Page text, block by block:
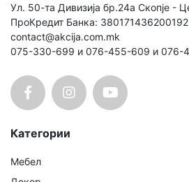
Ул. 50-та Дивизија бр.24а Скопје -
ПроКредит Банка: 380171436200192
contact@akcija.com.mk
075-330-699 и 076-455-609 и 076-
Категории
Мебел